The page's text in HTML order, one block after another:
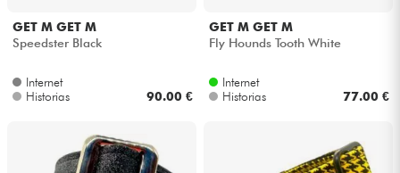
Luces
Batería y percusión
GET M GET M
Speedster Black
Internet
Historias
90.00 €
GET M GET M
Fly Hounds Tooth White
Internet
Historias
77.00 €